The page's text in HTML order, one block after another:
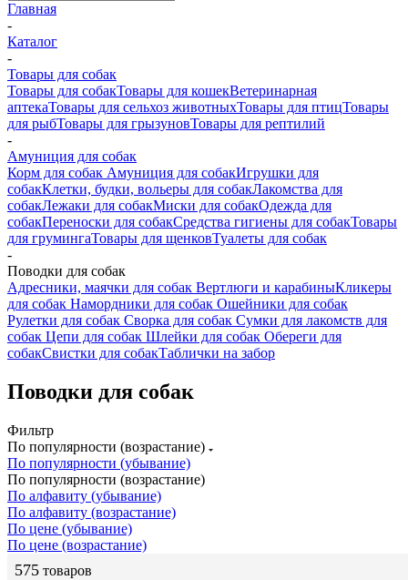
Главная
-
Каталог
-
Товары для собак
Товары для собакТовары для кошекВетеринарная
аптекаТовары для сельхоз животныхТовары для птицТовары
для рыбТовары для грызуновТовары для рептилий
-
Амуниция для собак
Корм для собак Амуниция для собакИгрушки для
собакКлетки, будки, вольеры для собакЛакомства для
собакЛежаки для собакМиски для собакОдежда для
собакПереноски для собакСредства гигиены для собакТовары
для грумингаТовары для щенковТуалеты для собак
-
Поводки для собак
Адресники, маячки для собак Вертлюги и карабиныКликеры
для собак Намордники для собак Ошейники для собак
Рулетки для собак Сворка для собак Сумки для лакомств для
собак Цепи для собак Шлейки для собак Обереги для
собакСвистки для собакТаблички на забор
Поводки для собак
Фильтр
По популярности (возрастание)
По популярности (убывание)
По популярности (возрастание)
По алфавиту (убывание)
По алфавиту (возрастание)
По цене (убывание)
По цене (возрастание)
575 товаров